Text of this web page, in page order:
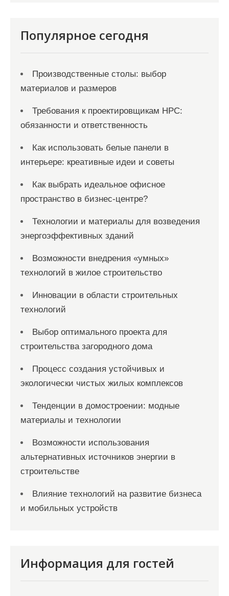
Популярное сегодня
Производственные столы: выбор
материалов и размеров
Требования к проектировщикам НРС:
обязанности и ответственность
Как использовать белые панели в
интерьере: креативные идеи и советы
Как выбрать идеальное офисное
пространство в бизнес-центре?
Технологии и материалы для возведения
энергоэффективных зданий
Возможности внедрения «умных»
технологий в жилое строительство
Инновации в области строительных
технологий
Выбор оптимального проекта для
строительства загородного дома
Процесс создания устойчивых и
экологически чистых жилых комплексов
Тенденции в домостроении: модные
материалы и технологии
Возможности использования
альтернативных источников энергии в
строительстве
Влияние технологий на развитие бизнеса
и мобильных устройств
Информация для гостей